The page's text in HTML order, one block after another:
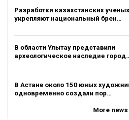
Разработки казахстанских ученых
укрепляют национальный брен…
В области Ұлытау представили
археологическое наследие
В Астане около 150 юных
одновременно создали пор…
More news